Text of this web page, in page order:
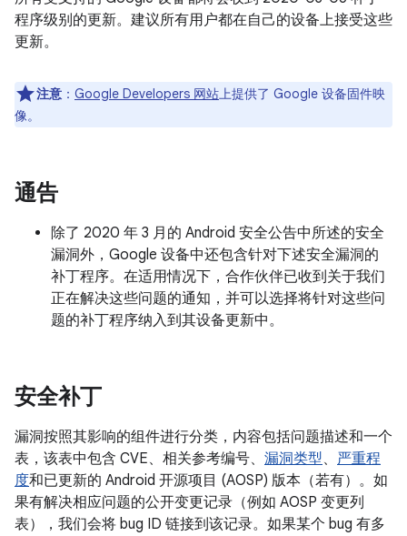
程序级别的更新。建议所有用户都在自己的设备上接受这些
更新。
注意 ： Google Developers 网站上提供了 Google 设备固件映
像。
通告
除了 2020 年 3 月的 Android 安全公告中所述的安全
漏洞外，Google 设备中还包含针对下述安全漏洞的
补丁程序。在适用情况下，合作伙伴已收到关于我们
正在解决这些问题的通知，并可以选择将针对这些问
题的补丁程序纳入到其设备更新中。
安全补丁
漏洞按照其影响的组件进行分类，内容包括问题描述和一个
表，该表中包含 CVE、相关参考编号、 漏洞类型、 严重程
度和已更新的 Android 开源项目 (AOSP) 版本（若有）。如
果有解决相应问题的公开变更记录（例如 AOSP 变更列
表），我们会将 bug ID 链接到该记录。如果某个 bug 有多